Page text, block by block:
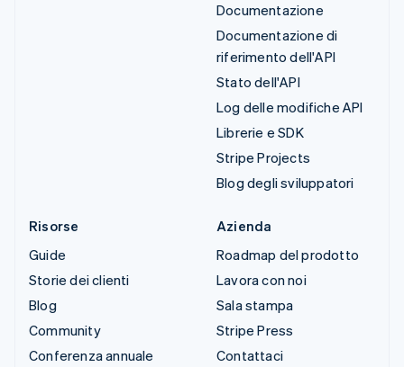
Documentazione
Documentazione di
riferimento dell'API
Stato dell'API
Log delle modifiche API
Librerie e SDK
Stripe Projects
Blog degli sviluppatori
Risorse
Guide
Storie dei clienti
Blog
Community
Conferenza annuale
Azienda
Roadmap del prodotto
Lavora con noi
Sala stampa
Stripe Press
Contattaci